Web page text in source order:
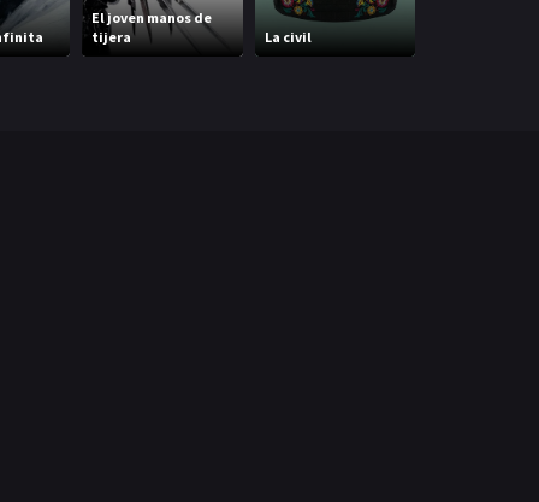
El joven manos de
tijera
La civil